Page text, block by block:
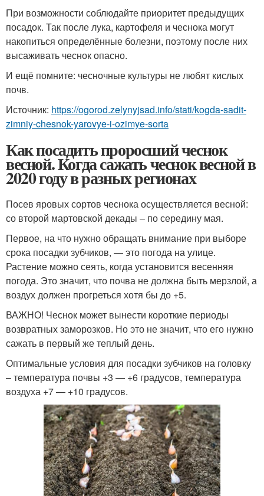
При возможности соблюдайте приоритет предыдущих
посадок. Так после лука, картофеля и чеснока могут
накопиться определённые болезни, поэтому после них
высаживать чеснок опасно.
И ещё помните: чесночные культуры не любят кислых
почв.
Источник: https://ogorod.zelynyjsad.info/stati/kogda-sadit-
zimniy-chesnok-yarovye-i-ozimye-sorta
Как посадить проросший чеснок
весной. Когда сажать чеснок весной в
2020 году в разных регионах
Посев яровых сортов чеснока осуществляется весной:
со второй мартовской декады – по середину мая.
Первое, на что нужно обращать внимание при выборе
срока посадки зубчиков, — это погода на улице.
Растение можно сеять, когда установится весенняя
погода. Это значит, что почва не должна быть мерзлой, а
воздух должен прогреться хотя бы до +5.
ВАЖНО! Чеснок может вынести короткие периоды
возвратных заморозков. Но это не значит, что его нужно
сажать в первый же теплый день.
Оптимальные условия для посадки зубчиков на головку
– температура почвы +3 — +6 градусов, температура
воздуха +7 — +10 градусов.